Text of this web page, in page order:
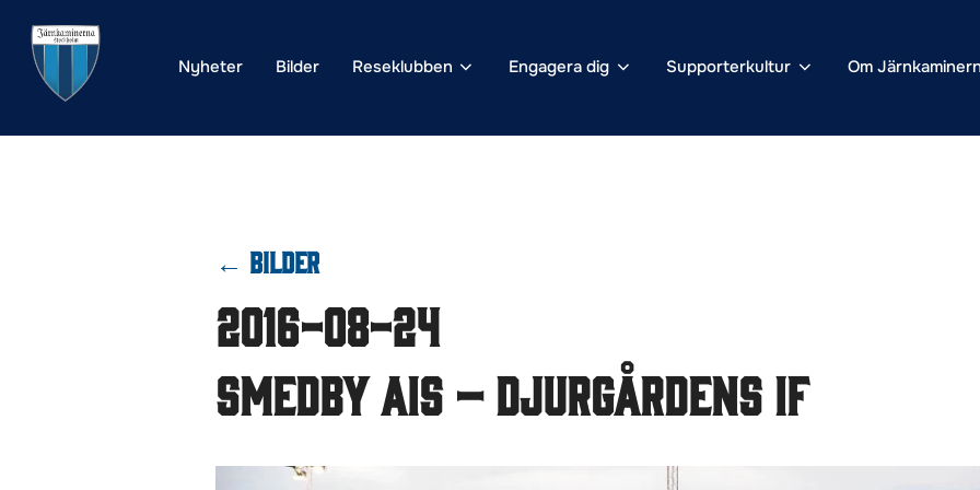
innehåll
Nyheter Bilder Reseklubben Engagera dig Supporterkultur Om
← BILDER
2016-08-24
Smedby AIS – Djurgårdens IF